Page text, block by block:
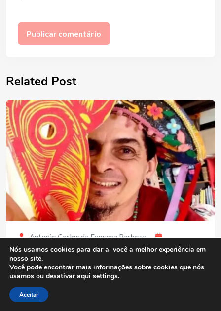
Related Post
Antonio Carlos da Fonseca Barbosa
06/08/2026
(0) Entrevistas,MPB
Tony Azevedo
Compartilhe conhecimento Tony Azevedo celebra a
cultura popular brasileira por meio da música, da
Nós usamos cookies para dar a você a melhor experiência em
nosso site.
Você pode encontrar mais informações sobre cookies que nós
usamos ou desativar aqui settings.
Aceitar